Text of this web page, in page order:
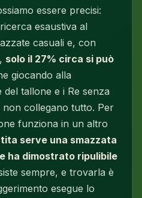
essere precisi:
esaustiva al
casuali e, con
solo il 27% circa si può
giocando alla
tallone e i Re senza
non collegano tutto. Per
funziona in un altro
serve una smazzata
ha dimostrato ripulibile
sempre, e trovarla è
esegue lo